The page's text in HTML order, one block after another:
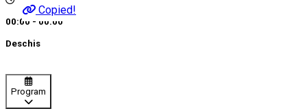
Copied!
00:00 - 00:00
Deschis
Program